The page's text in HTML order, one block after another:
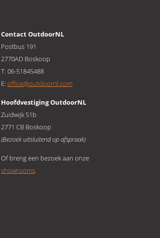
Contact OutdoorNL
Postbus 191
2770AD Boskoop
T: 06-51845488
E: office@outdoornl.com
Hoofdvestiging OutdoorNL
Zuidwijk 51b
2771 CB Boskoop
(Bezoek uitsluitend op afspraak)
Of breng een bezoek aan onze
showrooms.